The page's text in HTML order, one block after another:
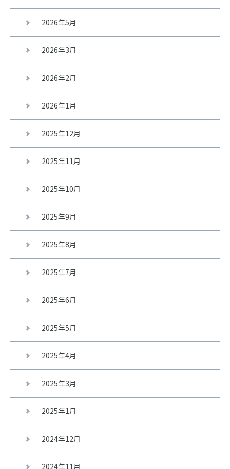
2026年5月
2026年3月
2026年2月
2026年1月
2025年12月
2025年11月
2025年10月
2025年9月
2025年8月
2025年7月
2025年6月
2025年5月
2025年4月
2025年3月
2025年1月
2024年12月
2024年11月